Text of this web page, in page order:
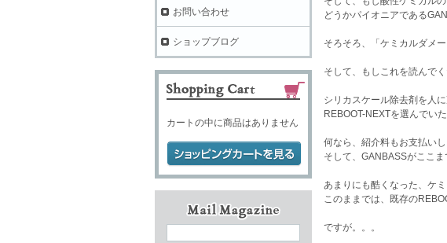
どうかパイオニアである
そろそろ、「ケミカルダメ
そして、もしこれを読んで
シリカスケール除去剤を人
REBOOT-NEXTを選んでい
何なら、紹介料もお支払いし
そして、GANBASSがここ
あまりにも酷くなった、ケ
このままでは、既存の
ですが。。。
お問い合わせ
ショップブログ
カートの中に商品はありません